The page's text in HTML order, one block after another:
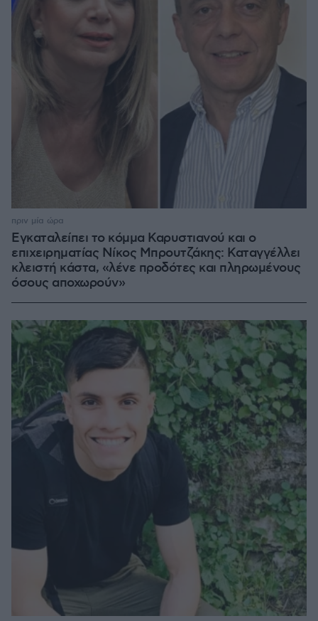
Εγκαταλείπει το κόμμα Καρυστιανού και ο
επιχειρηματίας Νίκος Μπρουτζάκης: Καταγγέλλει
κλειστή κάστα, «λένε προδότες και πληρωμένους
όσους αποχωρούν»
πριν μία ώρα